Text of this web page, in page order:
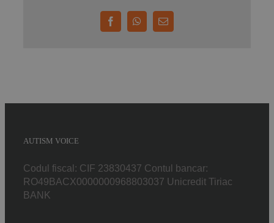
FacebookWhatsApp
E-
AUTISM VOICE
Codul fiscal: CIF 23830437 Contul bancar:
RO49BACX0000000968803037 Unicredit Tiriac
BANK